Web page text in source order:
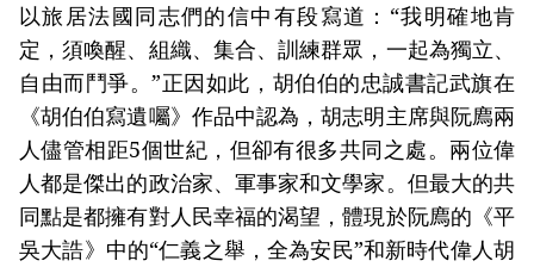
以旅居法國同志們的信中有段寫道：“我明確地肯
定，須喚醒、組織、集合、訓練群眾，一起為獨立、
自由而鬥爭。”正因如此，胡伯伯的忠誠書記武旗在
《胡伯伯寫遺囑》作品中認為，胡志明主席與阮廌兩
人儘管相距5個世紀，但卻有很多共同之處。兩位偉
人都是傑出的政治家、軍事家和文學家。但最大的共
同點是都擁有對人民幸福的渴望，體現於阮廌的《平
吳大誥》中的“仁義之舉，全為安民”和新時代偉人胡